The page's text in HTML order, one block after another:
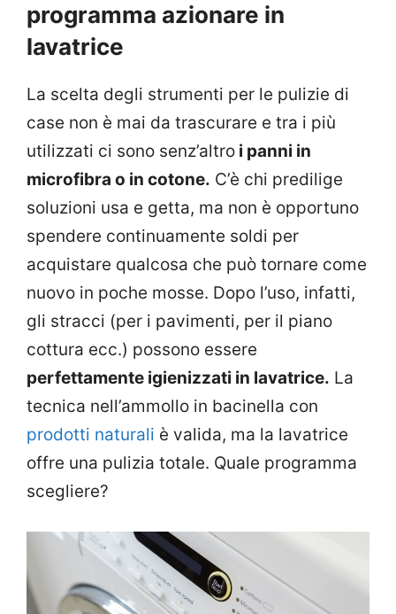
programma azionare in
lavatrice
La scelta degli strumenti per le pulizie di
case non è mai da trascurare e tra i più
utilizzati ci sono senz’altro i panni in
microfibra o in cotone. C’è chi predilige
soluzioni usa e getta, ma non è opportuno
spendere continuamente soldi per
acquistare qualcosa che può tornare come
nuovo in poche mosse. Dopo l’uso, infatti,
gli stracci (per i pavimenti, per il piano
cottura ecc.) possono essere
perfettamente igienizzati in lavatrice. La
tecnica nell’ammollo in bacinella con
prodotti naturali è valida, ma la lavatrice
offre una pulizia totale. Quale programma
scegliere?